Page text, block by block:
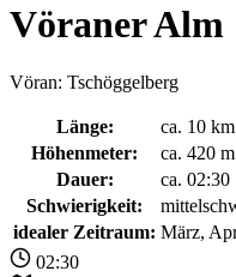
Vöraner Alm
Vöran: Tschöggelberg
Länge:
ca. 10 km
Höhenmeter:
ca. 420 m
Dauer:
ca. 02:30
Schwierigkeit:
idealer Zeitraum: März,
02:30